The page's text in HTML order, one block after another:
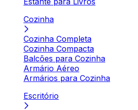
Cozinha
Cozinha Completa
Cozinha Compacta
Balcões para Cozinha
Armário Aéreo
Armários para Cozinha
Escritório